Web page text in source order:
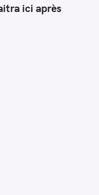
ici après